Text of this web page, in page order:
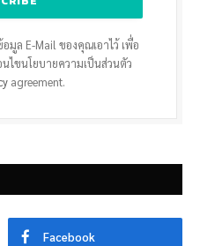
มูล E-Mail ของคุณเอาไว้ เพื่อ
ไขนโยบายความเป็นส่วนตัว
agreement.
Facebook